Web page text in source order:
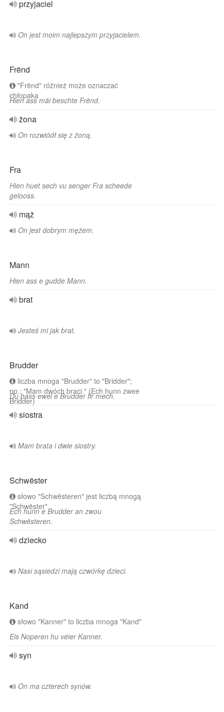
przyjaciel
On jest moim najlepszym przyjacielem.
Frënd
"Frënd" różnież może oznaczać
chłopaka
Hien ass mäi beschte Frënd.
żona
On rozwiódł się z żoną.
Fra
Hien huet sech vu senger Fra scheede
gelooss.
mąż
On jest dobrym mężem.
Mann
Hien ass e gudde Mann.
brat
Jesteś mi jak brat.
Brudder
liczba mnoga "Brudder" to "Bridder";
np.: "Mam dwóch braci." (Ech hunn zwee
Bridder)
Du bass ewéi e Brudder fir mech.
siostra
Mam brata i dwie siostry.
Schwëster
słowo "Schwësteren" jest liczbą mnogą
"Schwëster"
Ech hunn e Brudder an zwou
Schwësteren.
dziecko
Nasi sąsiedzi mają czwórkę dzieci.
Kand
słowo "Kanner" to liczba mnoga "Kand"
Eis Noperen hu véier Kanner.
syn
On ma czterech synów.